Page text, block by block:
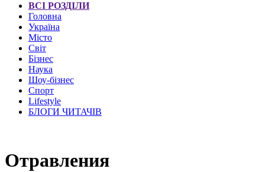
ВСІ РОЗДІЛИ
Головна
Україна
Місто
Світ
Бізнес
Наука
Шоу-бізнес
Спорт
Lifestyle
БЛОГИ ЧИТАЧІВ
Отравления